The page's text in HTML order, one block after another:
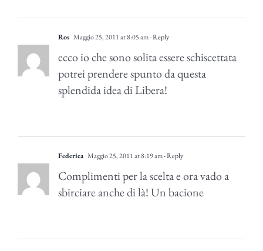
Ros Maggio 25, 2011 at 8:05 am- Reply
ecco io che sono solita essere schiscettata
potrei prendere spunto da questa
splendida idea di Libera!
Federica Maggio 25, 2011 at 8:19 am- Reply
Complimenti per la scelta e ora vado a
sbirciare anche di là! Un bacione